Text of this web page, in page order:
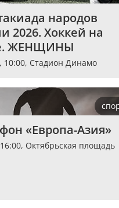
народов
2026. Хоккей на
ЖЕНЩИНЫ
10:00, Стадион Динамо
«Европа-Азия»
Октябрьская площадь